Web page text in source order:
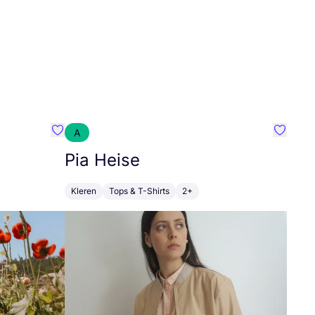
Favoriete {naam}
A
Pia Heise
Kleren Tops & T-Shirts 2+